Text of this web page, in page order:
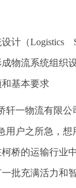
计（Logistics
物流系统组织
基本要求
轩一物流有限
户之所急，
桥的运输行业
批充满活力和